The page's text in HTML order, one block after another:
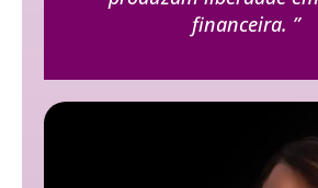
financeira. ”